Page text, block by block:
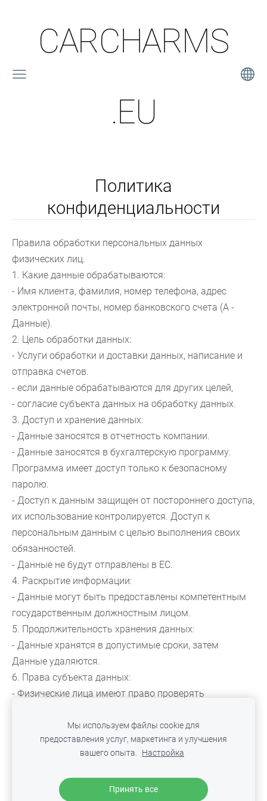
CARCHARMS
.EU
Политика
конфиденциальности
Правила обработки персональных данных
физических лиц.
1. Какие данные обрабатываются:
- Имя клиента, фамилия, номер телефона, адрес
электронной почты, номер банковского счета (A -
Данные).
2. Цель обработки данных:
- Услуги обработки и доставки данных, написание и
отправка счетов.
- если данные обрабатываются для других целей,
- согласие субъекта данных на обработку данных.
3. Доступ и хранение данных:
- Данные заносятся в отчетность компании.
- Данные заносятся в бухгалтерскую программу.
Программа имеет доступ только к безопасному
паролю.
- Доступ к данным защищен от постороннего доступа,
их использование контролируется. Доступ к
персональным данным с целью выполнения своих
обязанностей.
- Данные не будут отправлены в ЕС.
4. Раскрытие информации:
- Данные могут быть предоставлены компетентным
государственным должностным лицом.
5. Продолжительность хранения данных:
- Данные хранятся в допустимые сроки, затем
Данные удаляются.
6. Права субъекта данных:
- Физические лица имеют право проверять
властями. законные права субъекта.
Мы используем файлы cookie для
предоставления услуг, маркетинга и улучшения
вашего опыта. Настройка
Принять все